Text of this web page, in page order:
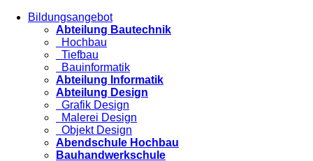
Bildungsangebot
Abteilung Bautechnik
Hochbau
Tiefbau
Bauinformatik
Abteilung Informatik
Abteilung Design
Grafik Design
Malerei Design
Objekt Design
Abendschule Hochbau
Bauhandwerkschule